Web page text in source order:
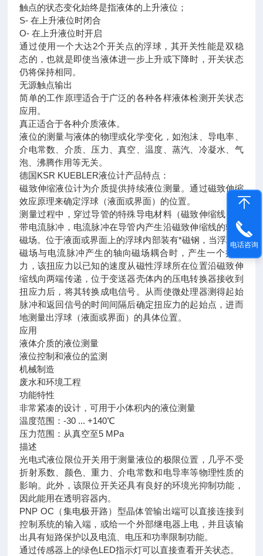
触点的状态变化始终是指液体的上升液位；
S- 在上升液位时闭合
O- 在上升液位时开启
通过使用一个大达2个开关点的浮球，其开关性能是双稳
态的，也就是即使当液体进一步上升或下降时，开关状态
仍将保持相同。
无源触点输出
简单的工作原理适合于广泛的各种各样液体检测开关状态
应用。
真正适合于各种介质液体。
液位的测量与液体的物理或化学变化，如泡沫、导电率、
介电常数、介质、压力、真空、温度、蒸汽、冷凝水、气
泡、沸腾作用等无关。
德国KSR KUEBLER液位计产品特点：
磁致伸缩液位计为介质提供持续液位测量。通过磁致伸缩
效应原理来确定浮球（液面或界面）的位置。
测量过程中，穿过导管的特殊导电材料（磁致伸缩线）携
带电流脉冲，电流脉冲在导管内产生沿磁致伸缩线的轴向
磁场。位于液面或界面上的浮球内部装有*磁钢，当浮球的
磁场与电流脉冲产生的轴向磁场耦合时，产生一个扭应
力，该扭应力以已知的速度从磁性浮球所在位置沿磁致伸
缩线向两端传递，位于变送器壳体内的压电转换器接收到
扭应力后，将其转换成电信号。从而使微处理器测得起始
脉冲和返回信号的时间间隔后确定扭应力的起始点，进而
地测量出浮球（液面或界面）的具体位置。
应用
液体介质的液位测量
液位控制和液位的监测
机械制造
废水和环境工程
功能特性
非常紧凑的设计，可用于小体积内的液位测量
温度范围：-30 ... +140℃
压力范围：从真空至5 MPa
描述
光电式液位限位开关用于测量液位的极限位置，几乎不受
折射系数、颜色、重力、介电常数和电导率等物理性质的
影响。此外，该限位开关还具有良好的环境光抑制功能，
因此能用在透明容器内。
PNP OC（集电极开路）型晶体管输出端可以直接连接到
控制系统的输入端，或给一个外部继电器上电，并且该输
出具有短路保护以及电流、电压和功率限制功能。
通过传感器上的绿色LED指示灯可以直接查看开关状态。
电话咨询